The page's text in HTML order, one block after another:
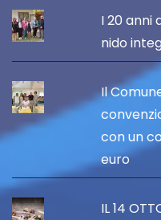
I 20 anni
nido
Il
con un
euro
IL 14